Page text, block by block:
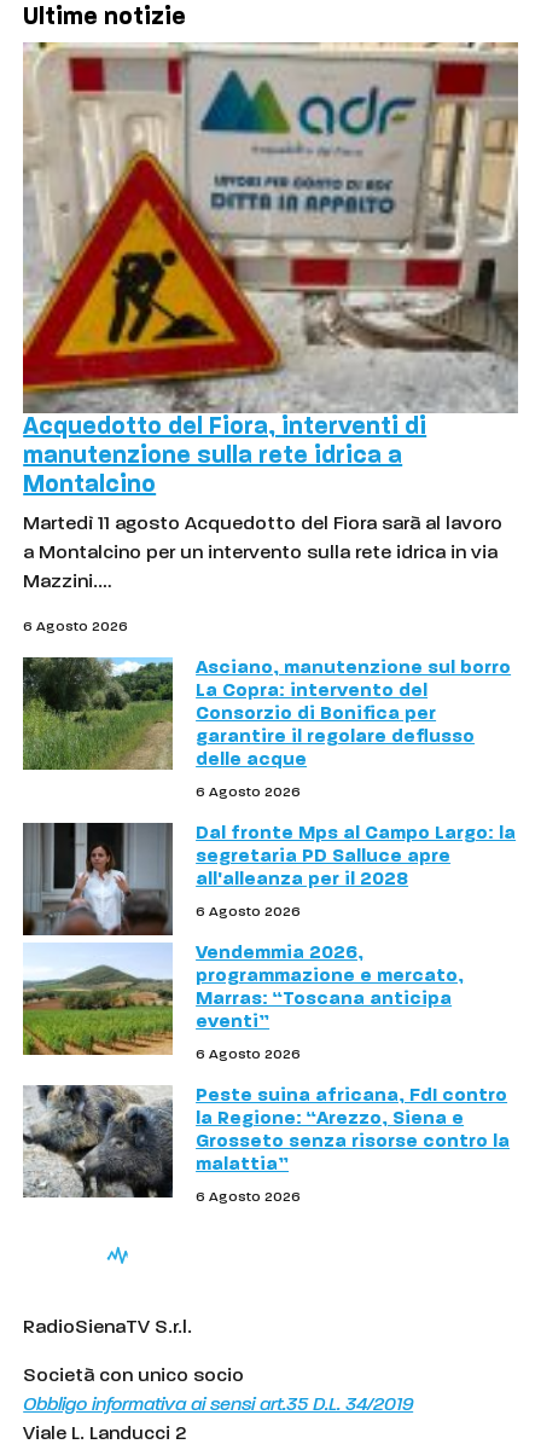
Ultime notizie
Acquedotto del Fiora, interventi di
manutenzione sulla rete idrica a
Montalcino
Martedì 11 agosto Acquedotto del Fiora sarà al lavoro
a Montalcino per un intervento sulla rete idrica in via
Mazzini.…
6 Agosto 2026
Asciano, manutenzione sul borro
La Copra: intervento del
Consorzio di Bonifica per
garantire il regolare deflusso
delle acque
6 Agosto 2026
Dal fronte Mps al Campo Largo: la
segretaria PD Salluce apre
all'alleanza per il 2028
6 Agosto 2026
Vendemmia 2026,
programmazione e mercato,
Marras: “Toscana anticipa
eventi”
6 Agosto 2026
Peste suina africana, FdI contro
la Regione: “Arezzo, Siena e
Grosseto senza risorse contro la
malattia”
6 Agosto 2026
RadioSienaTV S.r.l.
Società con unico socio
Obbligo informativa ai sensi art.35 D.L. 34/2019
Viale L. Landucci 2